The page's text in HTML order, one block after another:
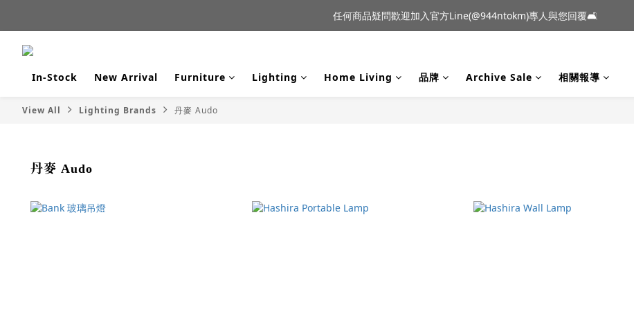
新品到貨｜日本燈具品牌 Ambientec 年度新品 Barcarolle 臺中樂群門市展示中✨
任何商品疑問歡迎加入官方Line(@944ntokm)專人與您回覆🛋️
In-Stock New Arrival Furniture Lighting Home Living 品牌 Archive Sale 相關報導
View All Lighting Brands 丹麥 Audo
丹麥 Audo